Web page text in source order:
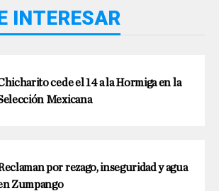
INTERESAR
cede el 14 a la Hormiga en la
Mexicana
por rezago, inseguridad y agua
Zumpango